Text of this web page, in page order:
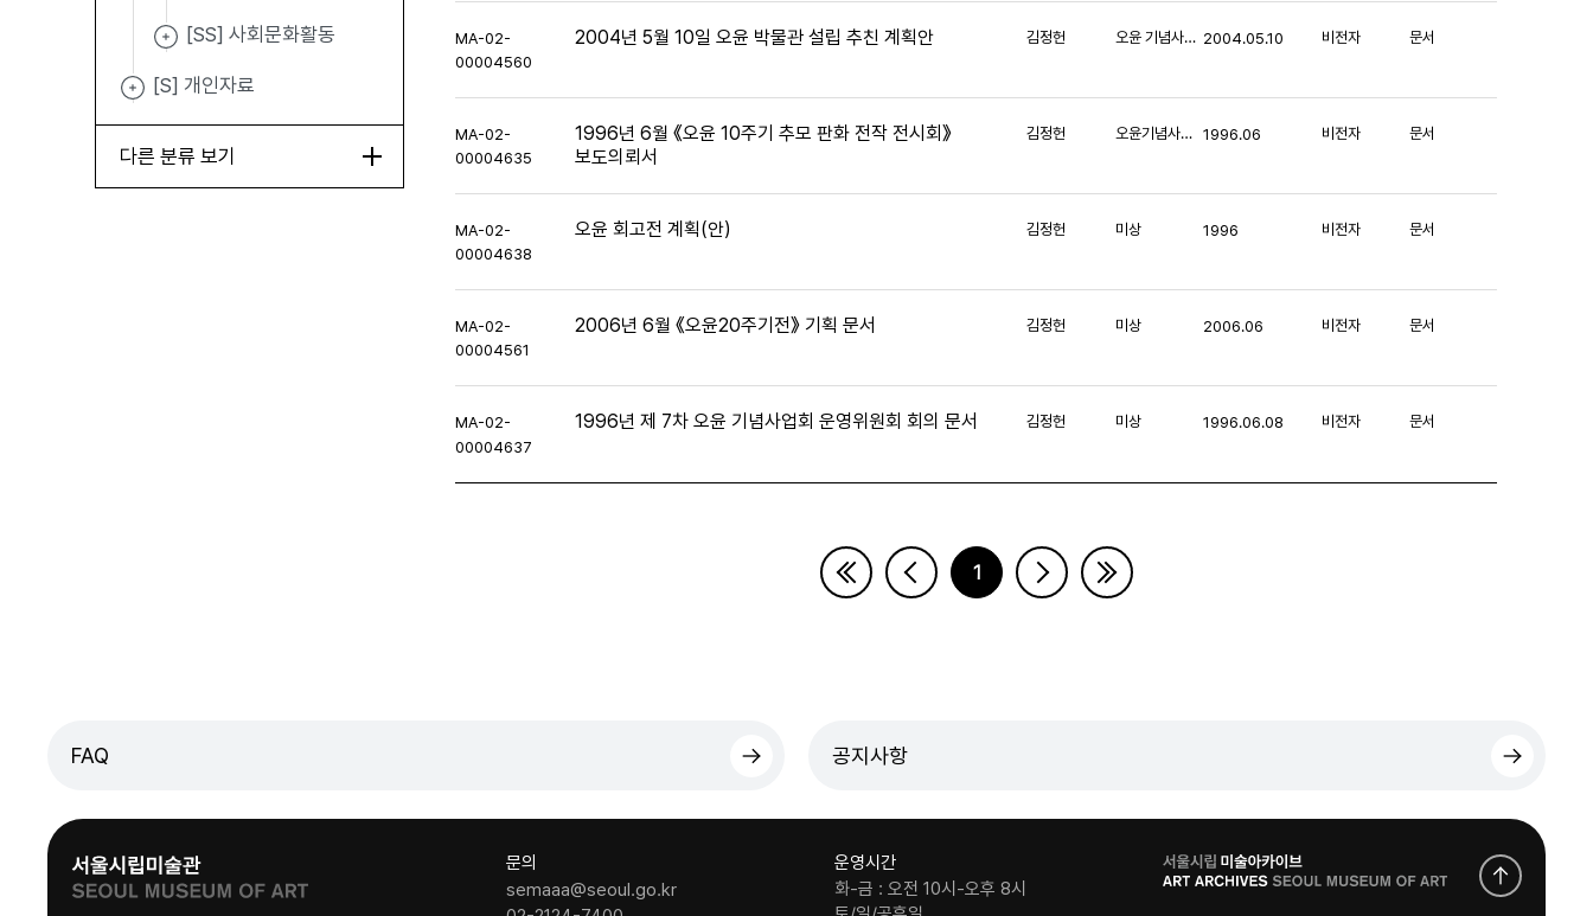
[SS] 사회문화활동
[S] 개인자료
다른 분류 보기
MA-02-
00004560
2004년 5월 10일 오윤 박물관 설립 추친 계획안 김정헌 오윤 기념사업회 2004.05.10 비전자 문서
MA-02-
00004635
1996년 6월 《오윤 10주기 추모 판화 전작 전시회》
보도의뢰서
김정헌 오윤기념사업회 1996.06 비전자 문서
MA-02-
00004638
오윤 회고전 계획(안) 김정헌 미상 1996 비전자 문서
MA-02-
00004561
2006년 6월 《오윤20주기전》 기획 문서 김정헌 미상 2006.06 비전자 문서
MA-02-
00004637
1996년 제 7차 오윤 기념사업회 운영위원회 회의 문서 김정헌 미상 1996.06.08 비전자 문서
1
FAQ 공지사항
문의
semaaa@seoul.go.kr
운영시간
화-금 : 오전 10시-오후 8시
로
고